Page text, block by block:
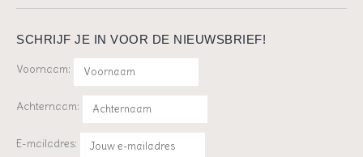
SCHRIJF JE IN VOOR DE NIEUWSBRIEF!
Voornaam:
Achternaam:
E-mailadres: